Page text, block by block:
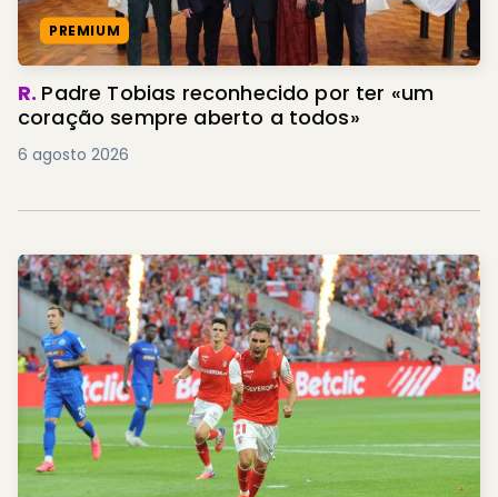
PREMIUM
R. Padre Tobias reconhecido por ter «um
coração sempre aberto a todos»
6 agosto 2026